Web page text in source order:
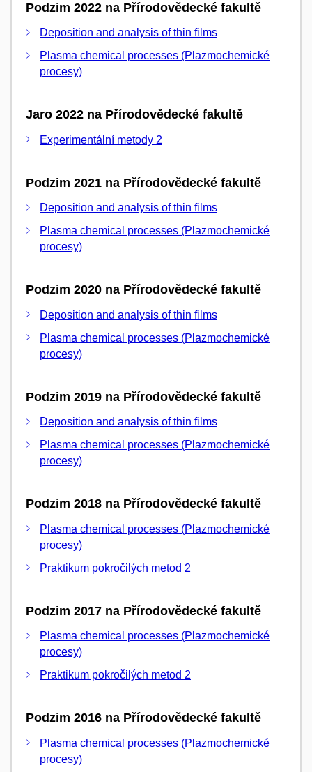
Podzim 2022 na Přírodovědecké fakultě
Deposition and analysis of thin films
Plasma chemical processes (Plazmochemické
procesy)
Jaro 2022 na Přírodovědecké fakultě
Experimentální metody 2
Podzim 2021 na Přírodovědecké fakultě
Deposition and analysis of thin films
Plasma chemical processes (Plazmochemické
procesy)
Podzim 2020 na Přírodovědecké fakultě
Deposition and analysis of thin films
Plasma chemical processes (Plazmochemické
procesy)
Podzim 2019 na Přírodovědecké fakultě
Deposition and analysis of thin films
Plasma chemical processes (Plazmochemické
procesy)
Podzim 2018 na Přírodovědecké fakultě
Plasma chemical processes (Plazmochemické
procesy)
Praktikum pokročilých metod 2
Podzim 2017 na Přírodovědecké fakultě
Plasma chemical processes (Plazmochemické
procesy)
Praktikum pokročilých metod 2
Podzim 2016 na Přírodovědecké fakultě
Plasma chemical processes (Plazmochemické
procesy)